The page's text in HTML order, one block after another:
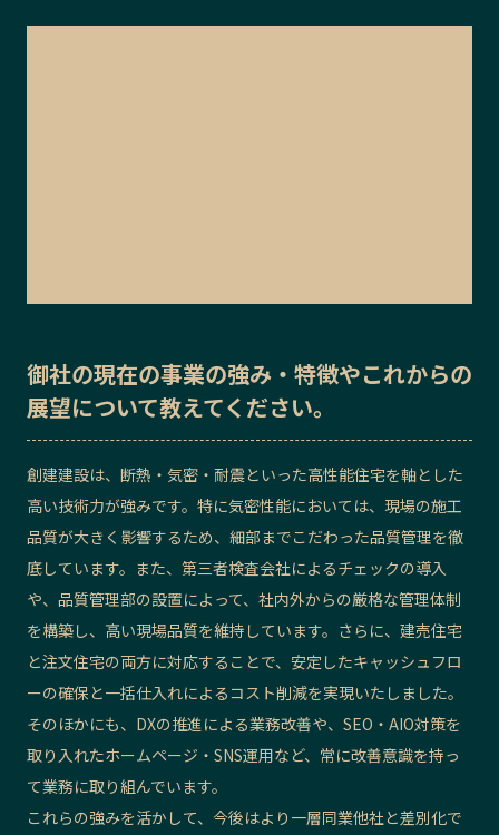
御社の現在の事業の強み・特徴やこれからの
展望について教えてください。
創建建設は、断熱・気密・耐震といった高性能住宅を軸とした
高い技術力が強みです。特に気密性能においては、現場の施工
品質が大きく影響するため、細部までこだわった品質管理を徹
底しています。また、第三者検査会社によるチェックの導入
や、品質管理部の設置によって、社内外からの厳格な管理体制
を構築し、高い現場品質を維持しています。さらに、建売住宅
と注文住宅の両方に対応することで、安定したキャッシュフロ
ーの確保と一括仕入れによるコスト削減を実現いたしました。
そのほかにも、DXの推進による業務改善や、SEO・AIO対策を
取り入れたホームページ・SNS運用など、常に改善意識を持っ
て業務に取り組んでいます。
これらの強みを活かして、今後はより一層同業他社と差別化で